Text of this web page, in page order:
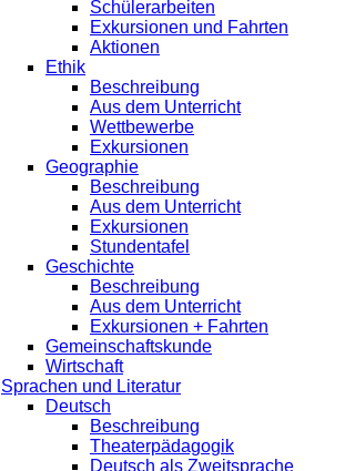
Schülerarbeiten
Exkursionen und Fahrten
Aktionen
Ethik
Beschreibung
Aus dem Unterricht
Wettbewerbe
Exkursionen
Geographie
Beschreibung
Aus dem Unterricht
Exkursionen
Stundentafel
Geschichte
Beschreibung
Aus dem Unterricht
Exkursionen + Fahrten
Gemeinschaftskunde
Wirtschaft
Sprachen und Literatur
Deutsch
Beschreibung
Theaterpädagogik
Deutsch als Zweitsprache